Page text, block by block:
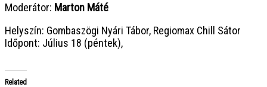
Moderátor: Marton Máté
Helyszín: Gombaszögi Nyári Tábor, Regiomax Chill Sátor
Időpont: Július 18 (péntek),
Related